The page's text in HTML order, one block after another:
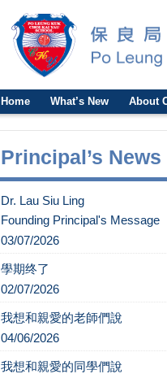
Home What’s New About
Principal’s News
Dr. Lau Siu Ling
Founding Principal's Message
03/07/2026
學期终了
02/07/2026
我想和親愛的老師們說
04/06/2026
我想和親愛的同學們說